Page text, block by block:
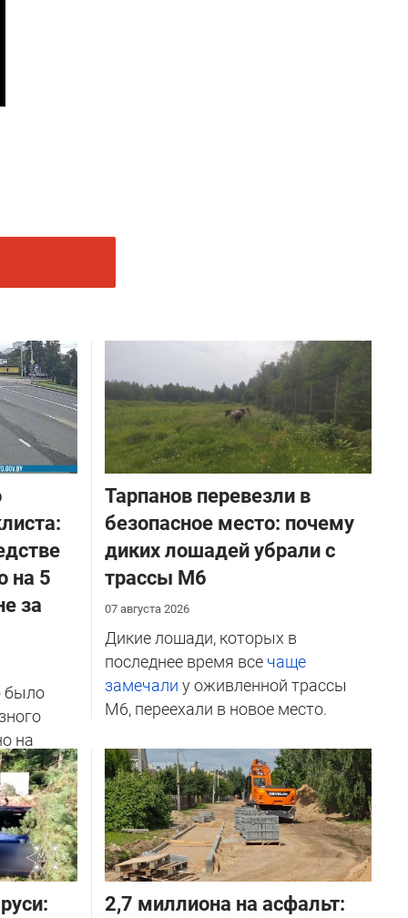
на 5
за
было
на
Тарпанов перевезли в
безопасное место: почему
диких лошадей убрали с
трассы М6
07 августа 2026
Дикие лошади, которых в
последнее время все чаще
замечали у оживленной трассы
М6, переехали в новое место.
2,7 миллиона на асфальт: